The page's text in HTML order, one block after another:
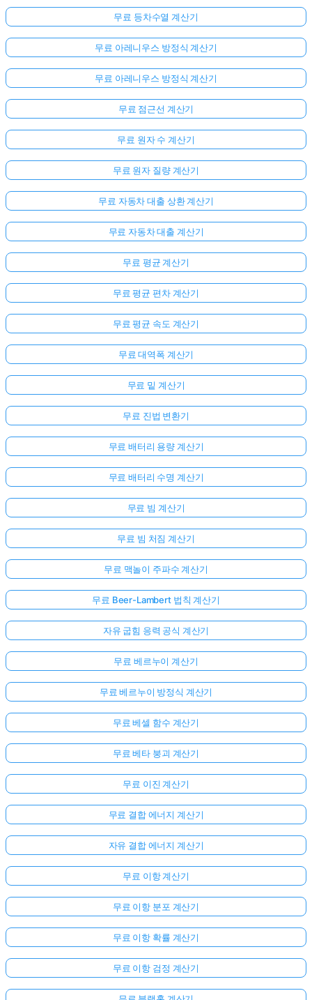
아
직
질
무료 등차수열 계산기
무료 아레니우스 방정식 계산기
무료 아레니우스 방정식 계산기
무료 점근선 계산기
무료 원자 수 계산기
무료 원자 질량 계산기
무료 자동차 대출 상환 계산기
무료 자동차 대출 계산기
무료 평균 계산기
무료 평균 편차 계산기
무료 평균 속도 계산기
무료 대역폭 계산기
무료 밑 계산기
무료 진법 변환기
무료 배터리 용량 계산기
무료 배터리 수명 계산기
무료 빔 계산기
무료 빔 처짐 계산기
무료 맥놀이 주파수 계산기
무료 Beer-Lambert 법칙 계산기
자유 굽힘 응력 공식 계산기
무료 베르누이 계산기
무료 베르누이 방정식 계산기
무료 베셀 함수 계산기
무료 베타 붕괴 계산기
무료 이진 계산기
무료 결합 에너지 계산기
자유 결합 에너지 계산기
무료 이항 계산기
무료 이항 분포 계산기
무료 이항 확률 계산기
무료 이항 검정 계산기